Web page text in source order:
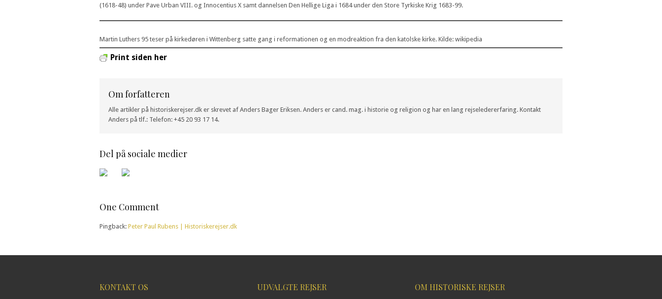
(1618-48) under Pave Urban VIII. og Innocentius X samt dannelsen Den Hellige Liga i 1684 under den Store Tyrkiske Krig 1683-99.
Martin Luthers 95 teser på kirkedøren i Wittenberg satte gang i reformationen og en modreaktion fra den katolske kirke. Kilde: wikipedia
Print siden her
Om forfatteren
Alle artikler på historiskerejser.dk er skrevet af Anders Bager Eriksen. Anders er cand. mag. i historie og religion og har en lang rejseledererfaring. Kontakt
Anders på tlf.: Telefon: +45 20 93 17 14.
Del på sociale medier
One Comment
Pingback: Peter Paul Rubens | Historiskerejser.dk
KONTAKT OS UDVALGTE REJSER OM HISTORISKE REJSER